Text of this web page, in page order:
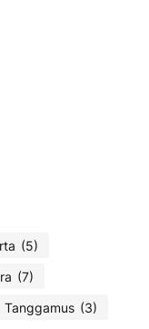
(5)
(7)
Tanggamus (3)